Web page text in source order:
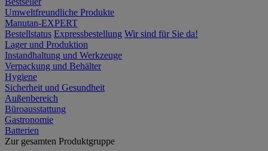
Umweltfreundliche Produkte
Manutan-EXPERT
Bestellstatus Expressbestellung Wir sind für Sie da!
Lager und Produktion
Instandhaltung und Werkzeuge
Verpackung und Behälter
Hygiene
Sicherheit und Gesundheit
Außenbereich
Büroausstattung
Gastronomie
Batterien
Zur gesamten Produktgruppe